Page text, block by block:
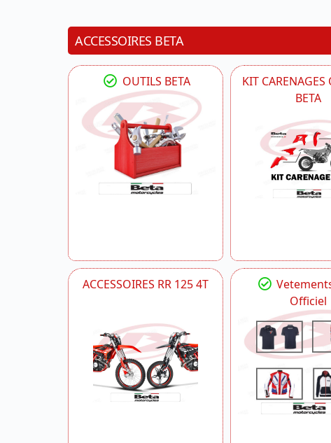
ACCESSOIRES BETA
OUTILS BETA
KIT CARENAGES
BETA
ACCESSOIRES RR 125 4T
Officiel